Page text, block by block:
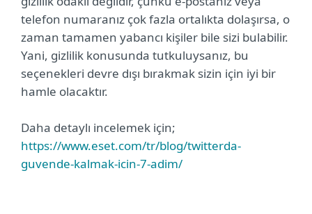
telefon numaranız çok fazla ortalıkta dolaşırsa, o
zaman tamamen yabancı kişiler bile sizi bulabilir.
Yani, gizlilik konusunda tutkuluysanız, bu
seçenekleri devre dışı bırakmak sizin için iyi bir
hamle olacaktır.
Daha detaylı incelemek için;
https://www.eset.com/tr/blog/twitterda-
guvende-kalmak-icin-7-adim/